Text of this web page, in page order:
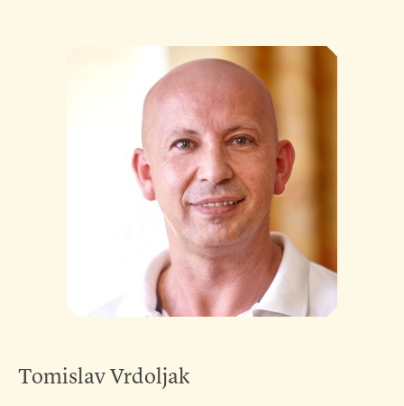
Tomislav Vrdoljak